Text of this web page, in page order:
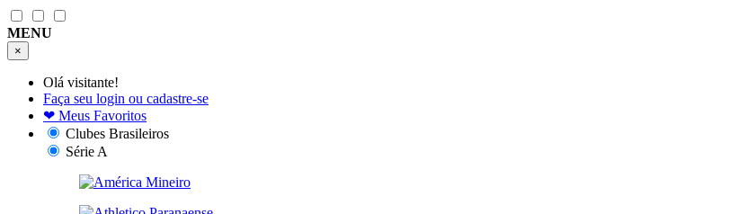
MENU
×
Olá visitante!
Faça seu login ou cadastre-se
❤ Meus Favoritos
Clubes Brasileiros
Série A